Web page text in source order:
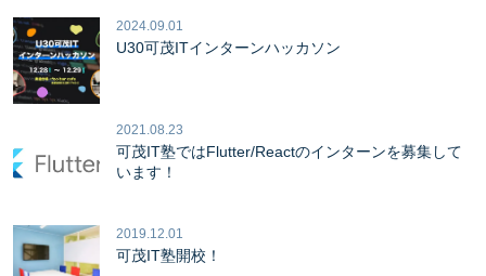
2024.09.01
U30可茂ITインターンハッカソン
2021.08.23
可茂IT塾ではFlutter/Reactのインターンを募集して
います！
2019.12.01
可茂IT塾開校！